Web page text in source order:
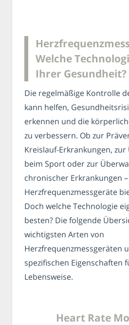
Welche
Ihrer Gesundheit?
Die regelmäßige Kontrolle
kann helfen,
erkennen und die
zu verbessern. Ob zur
Kreislauf-Erkrankungen,
beim Sport oder zur
chronischer Erkrankungen
Herzfrequenzmessgeräte
Doch welche Technologie
besten? Die folgende
wichtigsten Arten von
Herzfrequenzmessgeräten
spezifischen Eigenschaften
Lebensweise.
Heart Rate